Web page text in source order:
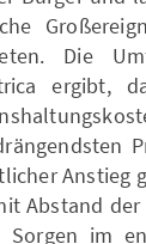
Die
ergibt,
Anstieg
Abstand
Sorgen im